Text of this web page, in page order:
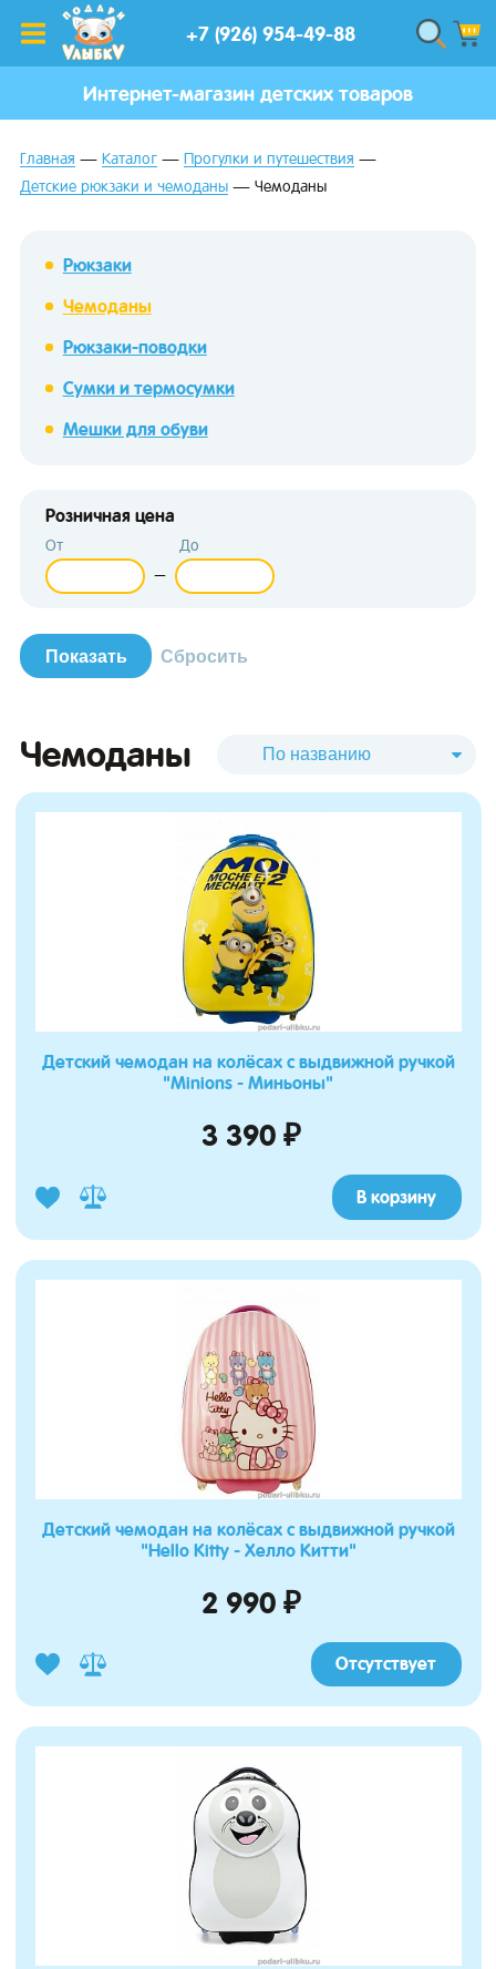
+7 (926) 954-49-88
Интернет-магазин детских товаров
Главная Каталог
Прогулки и путешествия
Детские рюкзаки и чемоданы
Чемоданы
Рюкзаки
Чемоданы
Рюкзаки-поводки
Сумки и термосумки
Мешки для обуви
Розничная цена
От
—
До
Чемоданы
Детский чемодан на колёсах с выдвижной ручкой
"Minions - Миньоны"
3 390 ₽
В корзину
Детский чемодан на колёсах с выдвижной ручкой
"Hello Kitty - Хелло Китти"
2 990 ₽
Отсутствует